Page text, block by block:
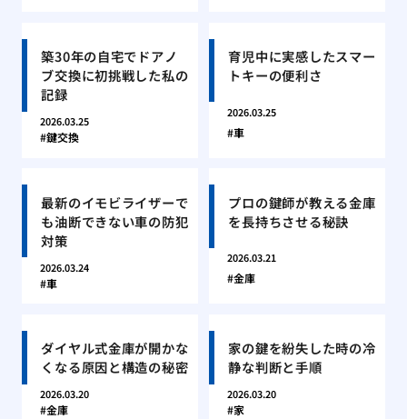
築30年の自宅でドアノ
ブ交換に初挑戦した私の
記録
2026.03.25
鍵交換
育児中に実感したスマー
トキーの便利さ
2026.03.25
車
最新のイモビライザーで
も油断できない車の防犯
対策
2026.03.24
車
プロの鍵師が教える金庫
を長持ちさせる秘訣
2026.03.21
金庫
ダイヤル式金庫が開かな
くなる原因と構造の秘密
2026.03.20
金庫
家の鍵を紛失した時の冷
静な判断と手順
2026.03.20
家